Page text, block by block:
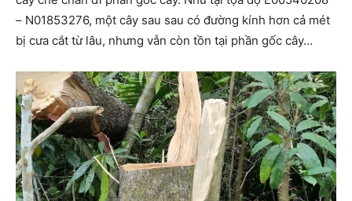
– N01853276, một cây sau sau có đường kính hơn cả mét
bị cưa cắt từ lâu, nhưng vẫn còn tồn tại phần gốc cây…